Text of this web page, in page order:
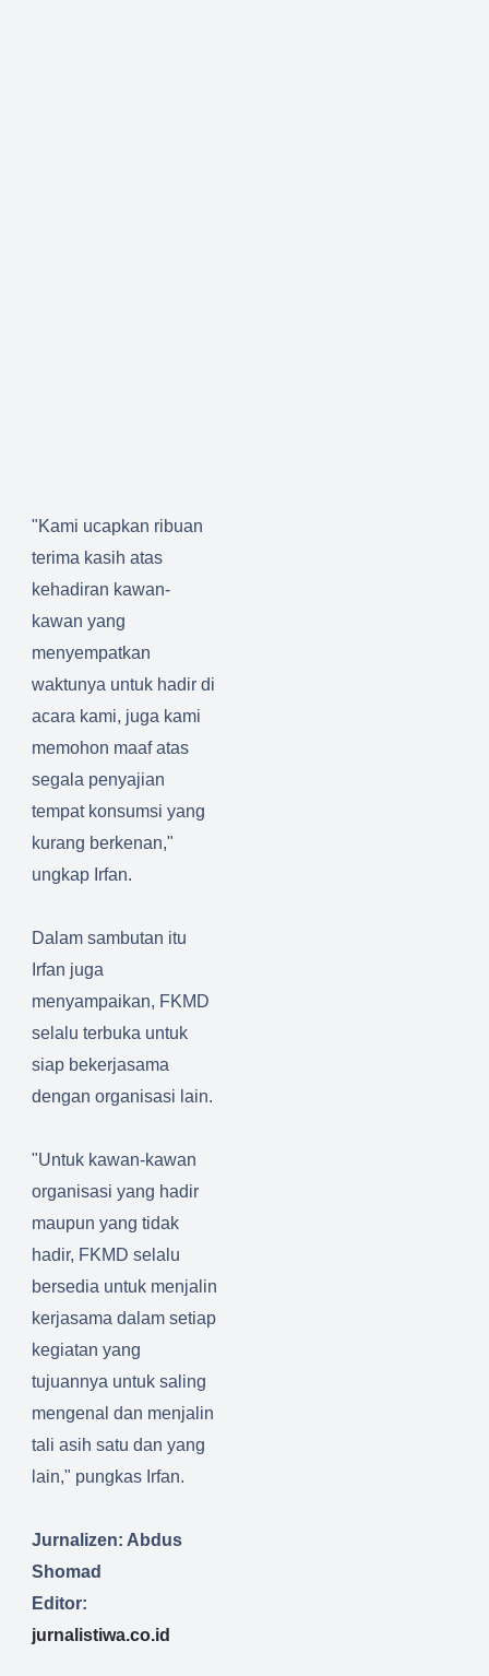
"Kami ucapkan ribuan
terima kasih atas
kehadiran kawan-
kawan yang
menyempatkan
waktunya untuk hadir di
acara kami, juga kami
memohon maaf atas
segala penyajian
tempat konsumsi yang
kurang berkenan,"
ungkap Irfan.
Dalam sambutan itu
Irfan juga
menyampaikan, FKMD
selalu terbuka untuk
siap bekerjasama
dengan organisasi lain.
"Untuk kawan-kawan
organisasi yang hadir
maupun yang tidak
hadir, FKMD selalu
bersedia untuk menjalin
kerjasama dalam setiap
kegiatan yang
tujuannya untuk saling
mengenal dan menjalin
tali asih satu dan yang
lain," pungkas Irfan.
Jurnalizen: Abdus
Shomad
Editor:
jurnalistiwa.co.id